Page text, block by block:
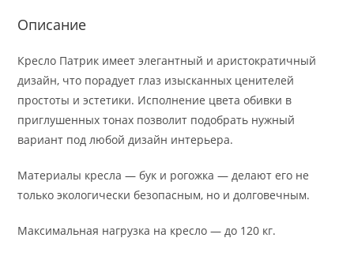
Описание
Кресло Патрик имеет элегантный и аристократичный
дизайн, что порадует глаз изысканных ценителей
простоты и эстетики. Исполнение цвета обивки в
приглушенных тонах позволит подобрать нужный
вариант под любой дизайн интерьера.
Материалы кресла — бук и рогожка — делают его не
только экологически безопасным, но и долговечным.
Максимальная нагрузка на кресло — до 120 кг.